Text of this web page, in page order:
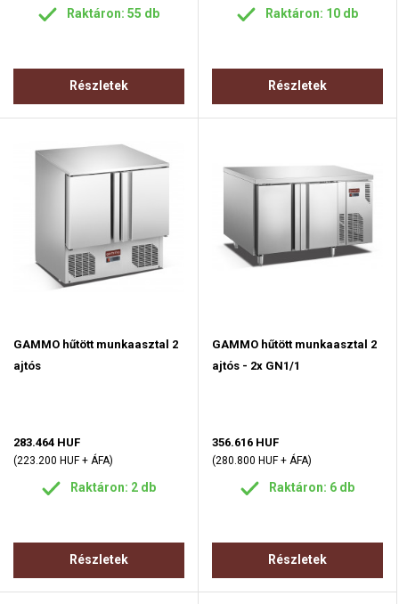
Raktáron: 55 db
Részletek
Raktáron: 10 db
Részletek
GAMMO hűtött munkaasztal 2
ajtós
283.464 HUF
(223.200 HUF + ÁFA)
Raktáron: 2 db
Részletek
GAMMO hűtött munkaasztal 2
ajtós - 2x GN1/1
356.616 HUF
(280.800 HUF + ÁFA)
Raktáron: 6 db
Részletek